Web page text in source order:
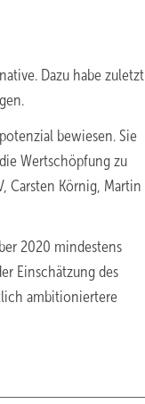
Dazu habe zuletzt
bewiesen. Sie
Wertschöpfung zu
Carsten Körnig, Martin
2020 mindestens
Einschätzung des
ambitioniertere